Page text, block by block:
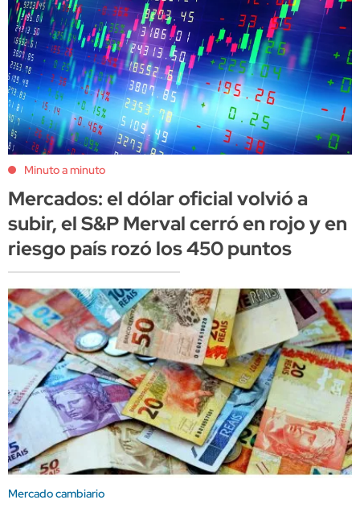
Minuto a minuto
Mercados: el dólar oficial volvió a
subir, el S&P Merval cerró en rojo y en
riesgo país rozó los 450 puntos
Mercado cambiario